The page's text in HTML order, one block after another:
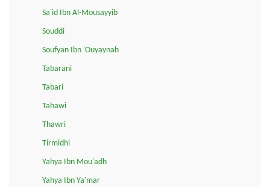
Sa'id Ibn Al-Mousayyib
Souddi
Soufyan Ibn 'Ouyaynah
Tabarani
Tabari
Tahawi
Thawri
Tirmidhi
Yahya Ibn Mou'adh
Yahya Ibn Ya'mar